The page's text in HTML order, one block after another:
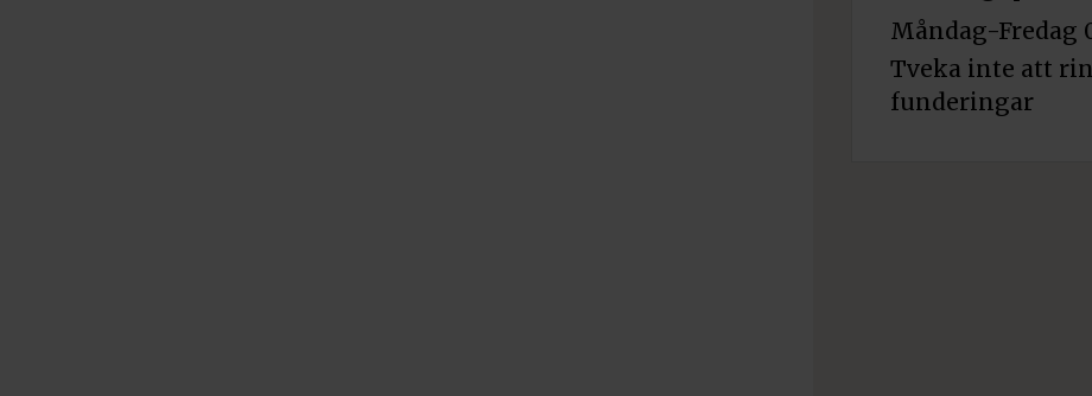
Måndag-Fredag
Tveka inte att
funderingar